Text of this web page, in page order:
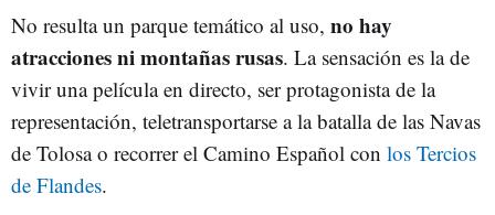
No resulta un parque temático al uso, no hay
atracciones ni montañas rusas. La sensación es la de
vivir una película en directo, ser protagonista de la
representación, teletransportarse a la batalla de las Navas
de Tolosa o recorrer el Camino Español con los Tercios
de Flandes.